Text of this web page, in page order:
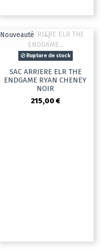
Nouveauté
Rupture de stock
SAC ARRIERE ELR THE
ENDGAME RYAN CHENEY
NOIR
215,00 €